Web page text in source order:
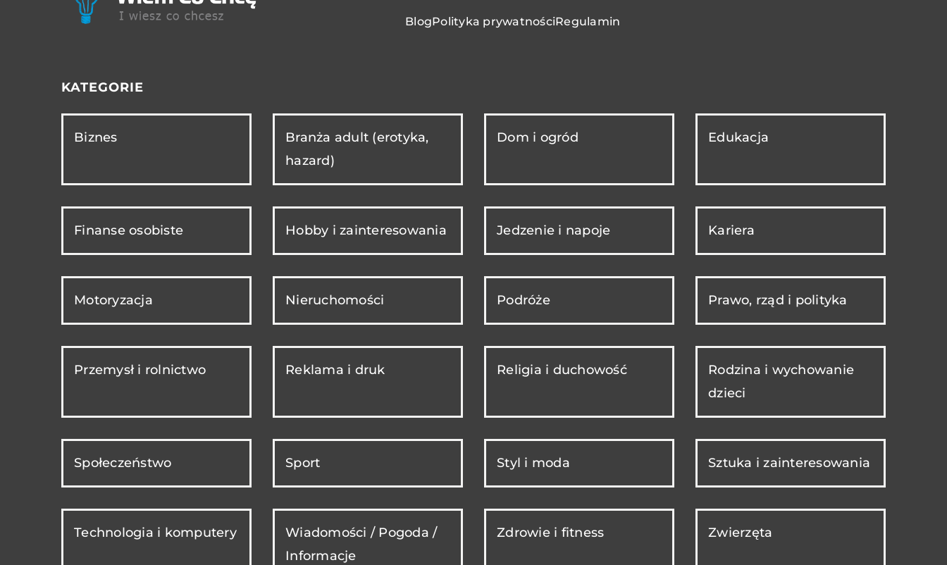
BlogPolityka prywatnościRegulamin
KATEGORIE
Biznes
Branża adult (erotyka,
hazard)
Dom i ogród Edukacja
Finanse osobiste Hobby i zainteresowania Jedzenie i napoje Kariera
Motoryzacja Nieruchomości Podróże Prawo, rząd i polityka
Przemysł i rolnictwo Reklama i druk Religia i duchowość
Rodzina i wychowanie
dzieci
Społeczeństwo Sport Styl i moda Sztuka i zainteresowania
Technologia i komputery
Wiadomości / Pogoda /
Informacje
Zdrowie i fitness Zwierzęta